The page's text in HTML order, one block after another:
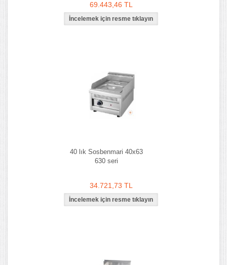
69.443,46 TL
40 lık Sosbenmari 40x63
630 seri
34.721,73 TL